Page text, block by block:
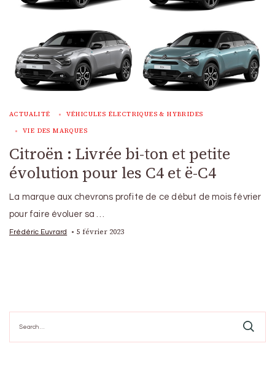
ACTUALITÉ VÉHICULES ÉLECTRIQUES & HYBRIDES
VIE DES MARQUES
Citroën : Livrée bi-ton et petite
évolution pour les C4 et ë-C4
La marque aux chevrons profite de ce début de mois février
pour faire évoluer sa …
Frédéric Euvrard 5 février 2023
for: